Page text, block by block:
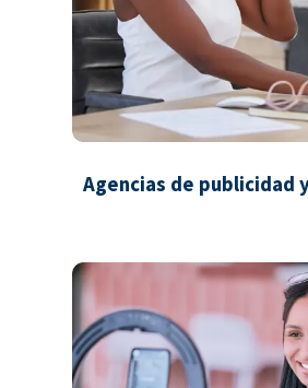
Agencias de publicidad